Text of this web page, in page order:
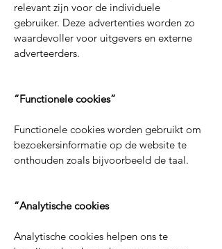
relevant zijn voor de individuele
gebruiker. Deze advertenties worden zo
waardevoller voor uitgevers en externe
adverteerders.
“Functionele cookies”
Functionele cookies worden gebruikt om
bezoekersinformatie op de website te
onthouden zoals bijvoorbeeld de taal.
“Analytische cookies
Analytische cookies helpen ons te